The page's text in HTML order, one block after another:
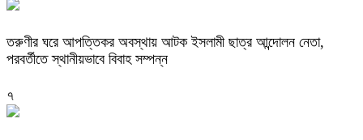
তরুণীর ঘরে আপত্তিকর অবস্থায় আটক ইসলামী ছাত্র আন্দোলন নেতা,
পরবর্তীতে স্থানীয়ভাবে বিবাহ সম্পন্ন
৭